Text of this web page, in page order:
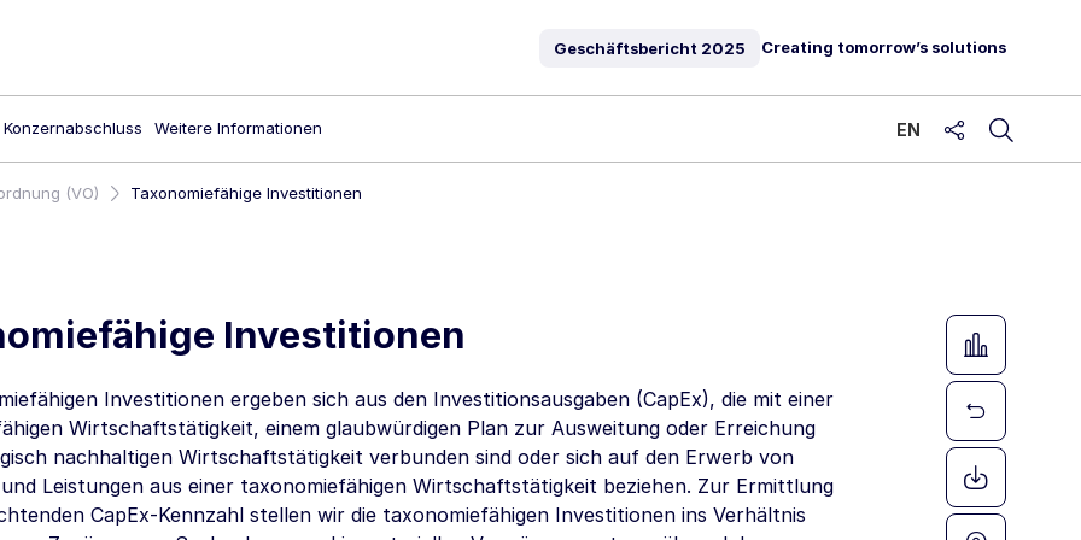
Geschäftsbericht 2025 Creating tomorrow’s solutions
EN
Konzernabschluss Weitere Informationen
(VO) Taxonomiefähige Investitionen
Investitionen
Investitionen ergeben sich aus den Investitionsausgaben (CapEx), die mit einer
Wirtschaftstätigkeit, einem glaubwürdigen Plan zur Ausweitung oder Erreichung
nachhaltigen Wirtschaftstätigkeit verbunden sind oder sich auf den Erwerb von
Leistungen aus einer taxonomiefähigen Wirtschaftstätigkeit beziehen. Zur Ermittlung
CapEx-Kennzahl stellen wir die taxonomiefähigen Investitionen ins Verhältnis